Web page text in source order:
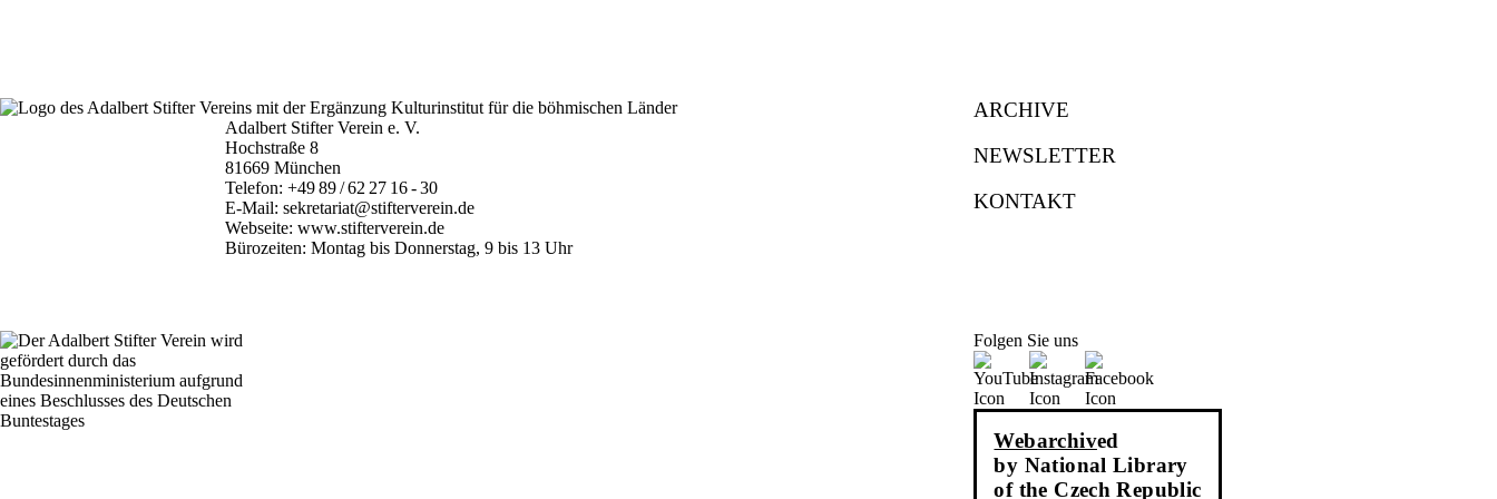
Adalbert Stifter Verein e. V.
Hochstraße 8
81669 München
Telefon:+49 89 / 62 27 16 - 30
E-Mail:sekretariat@stifterverein.de
Webseite:www.stifterverein.de
Bürozeiten: Montag bis Donnerstag, 9 bis 13 Uhr
ARCHIVE
NEWSLETTER
KONTAKT
Folgen Sie uns
Webarchived
by National Library
of the Czech Republic